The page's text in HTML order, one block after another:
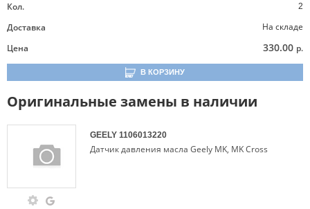
Кол.
2
Доставка
На складе
Цена
330.00 р.
В КОРЗИНУ
Оригинальные замены в наличии
GEELY 1106013220
Датчик давления масла Geely MK, MK Cross